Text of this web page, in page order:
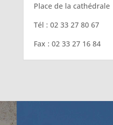
Place de la cathédrale
Tél : 02 33 27 80 67
Fax : 02 33 27 16 84